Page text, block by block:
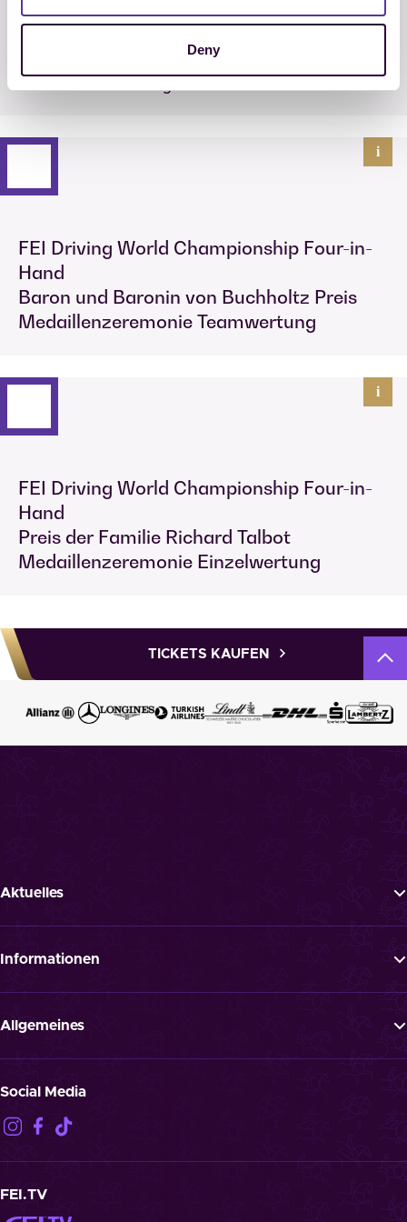
Deny
Hand
Preis der Event Rent GmbH
FEI Driving World Championship Four-in-
Hand
Baron und Baronin von Buchholtz Preis
Medaillenzeremonie Teamwertung
i
FEI Driving World Championship Four-in-
Hand
Preis der Familie Richard Talbot
Medaillenzeremonie Einzelwertung
i
TICKETS KAUFEN
Aktuelles
Tickets
Informationen
FAQ
Allgemeines
ATGB
Datenschutz
Impressum
Kontakt
Cookies
Social Media
FEI.TV